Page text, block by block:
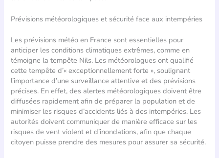
Prévisions météorologiques et sécurité face aux intempéries
Les prévisions météo en France sont essentielles pour
anticiper les conditions climatiques extrêmes, comme en
témoigne la tempête Nils. Les météorologues ont qualifié
cette tempête d’« exceptionnellement forte », soulignant
l’importance d’une surveillance attentive et des prévisions
précises. En effet, des alertes météorologiques doivent être
diffusées rapidement afin de préparer la population et de
minimiser les risques d’accidents liés à des intempéries. Les
autorités doivent communiquer de manière efficace sur les
risques de vent violent et d’inondations, afin que chaque
citoyen puisse prendre des mesures pour assurer sa sécurité.